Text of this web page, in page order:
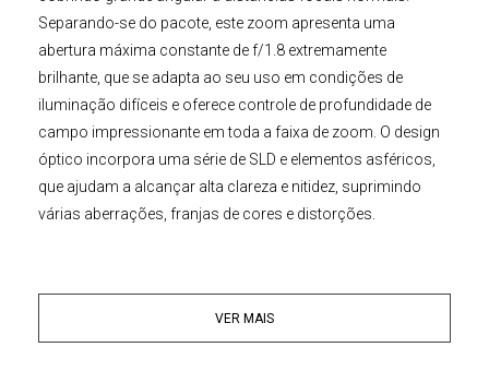
Separando-se do pacote, este zoom apresenta uma
abertura máxima constante de f/1.8 extremamente
brilhante, que se adapta ao seu uso em condições de
iluminação difíceis e oferece controle de profundidade de
campo impressionante em toda a faixa de zoom. O design
óptico incorpora uma série de SLD e elementos asféricos,
que ajudam a alcançar alta clareza e nitidez, suprimindo
várias aberrações, franjas de cores e distorções.
Artpossui um Revestimento Super Multi-Layer também foi
aplicado, que controla o reflexo da lente e o efeito fantasma
VER MAIS